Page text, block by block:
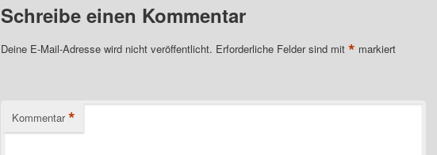
Schreibe einen Kommentar
Deine E-Mail-Adresse wird nicht veröffentlicht. Erforderliche Felder sind mit* markiert
Kommentar *